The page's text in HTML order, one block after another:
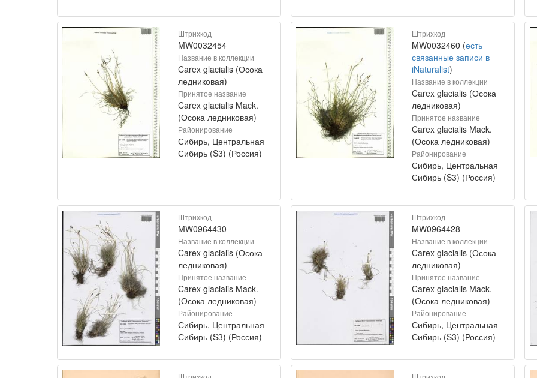
Штрихкод
MW0032454
Название в коллекции
Carex glacialis (Осока
ледниковая)
Принятое название
Carex glacialis Mack.
(Осока ледниковая)
Районирование
Сибирь, Центральная
Сибирь (S3) (Россия)
Штрихкод
MW0032460 (есть
связанные записи в
iNaturalist)
Название в коллекции
Carex glacialis (Осока
ледниковая)
Принятое название
Carex glacialis Mack.
(Осока ледниковая)
Районирование
Сибирь, Центральная
Сибирь (S3) (Россия)
Штрихкод
MW0964430
Название в коллекции
Carex glacialis (Осока
ледниковая)
Принятое название
Carex glacialis Mack.
(Осока ледниковая)
Районирование
Сибирь, Центральная
Сибирь (S3) (Россия)
Штрихкод
MW0964428
Название в коллекции
Carex glacialis (Осока
ледниковая)
Принятое название
Carex glacialis Mack.
(Осока ледниковая)
Районирование
Сибирь, Центральная
Сибирь (S3) (Россия)